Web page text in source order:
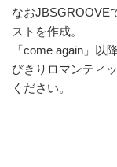
なおJBSGROOVE
ストを作成。
「come again」以
びきりロマンティ
ください。